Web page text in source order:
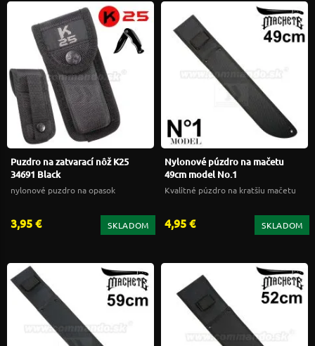
Puzdro na zatvarací nôž K25
34691 Black
nylonové puzdro na opasok
3,95 € SKLADOM
Nylonové púzdro na mačetu
49cm model No.1
Kvalitné púzdro na kratšiu mačetu
4,95 € SKLADOM